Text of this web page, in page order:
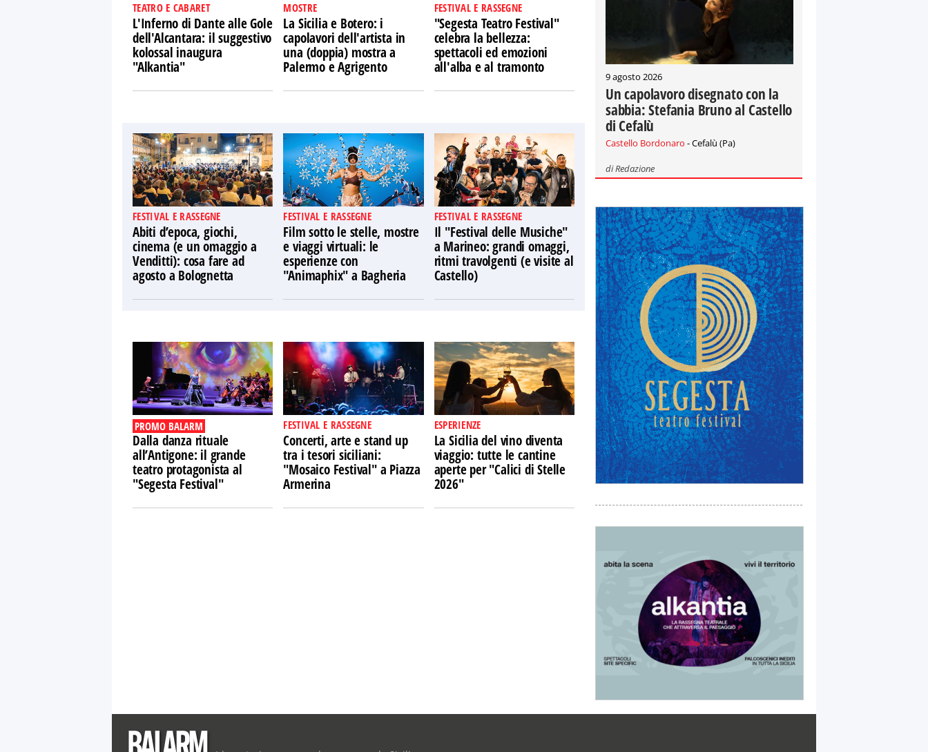
TEATRO E CABARET
L'Inferno di Dante alle Gole
dell'Alcantara: il suggestivo
kolossal inaugura
"Alkantia"
MOSTRE
La Sicilia e Botero: i
capolavori dell'artista in
una (doppia) mostra a
Palermo e Agrigento
FESTIVAL E RASSEGNE
"Segesta Teatro Festival"
celebra la bellezza:
spettacoli ed emozioni
all'alba e al tramonto
FESTIVAL E RASSEGNE
Abiti d’epoca, giochi,
cinema (e un omaggio a
Venditti): cosa fare ad
agosto a Bolognetta
FESTIVAL E RASSEGNE
Film sotto le stelle, mostre
e viaggi virtuali: le
esperienze con
"Animaphix" a Bagheria
FESTIVAL E RASSEGNE
Il "Festival delle Musiche"
a Marineo: grandi omaggi,
ritmi travolgenti (e visite al
Castello)
PROMO BALARM
Dalla danza rituale
all’Antigone: il grande
teatro protagonista al
"Segesta Festival"
FESTIVAL E RASSEGNE
Concerti, arte e stand up
tra i tesori siciliani:
"Mosaico Festival" a Piazza
Armerina
ESPERIENZE
La Sicilia del vino diventa
viaggio: tutte le cantine
aperte per "Calici di Stelle
2026"
9 agosto 2026
Un capolavoro disegnato con la
sabbia: Stefania Bruno al Castello
di Cefalù
Castello Bordonaro - Cefalù (Pa)
diRedazione